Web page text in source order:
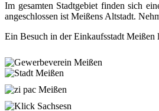
Im gesamten Stadtgebiet finden sich
angeschlossen ist Meißens Altstadt.
Ein Besuch in der Einkaufsstadt Meißen